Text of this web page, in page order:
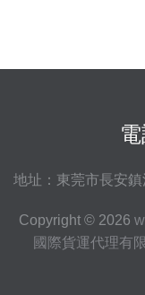
地址：東莞市長安
Copyright © 2026
國際貨運代理有